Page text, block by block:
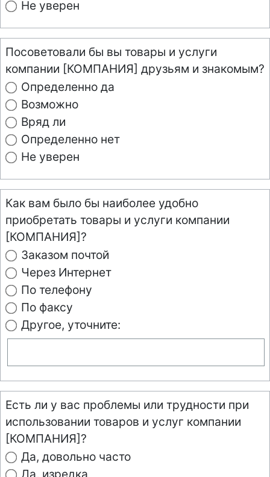
Не уверен
Посоветовали бы вы товары и услуги
компании [КОМПАНИЯ] друзьям и знакомым?
Определенно да
Возможно
Вряд ли
Определенно нет
Не уверен
Как вам было бы наиболее удобно
приобретать товары и услуги компании
[КОМПАНИЯ]?
Заказом почтой
Через Интернет
По телефону
По факсу
Другое, уточните:
Есть ли у вас проблемы или трудности при
использовании товаров и услуг компании
[КОМПАНИЯ]?
Да, довольно часто
Да, изредка